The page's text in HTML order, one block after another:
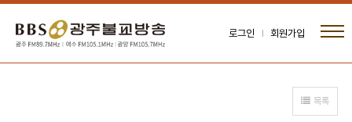
로그인 회원가입
목록